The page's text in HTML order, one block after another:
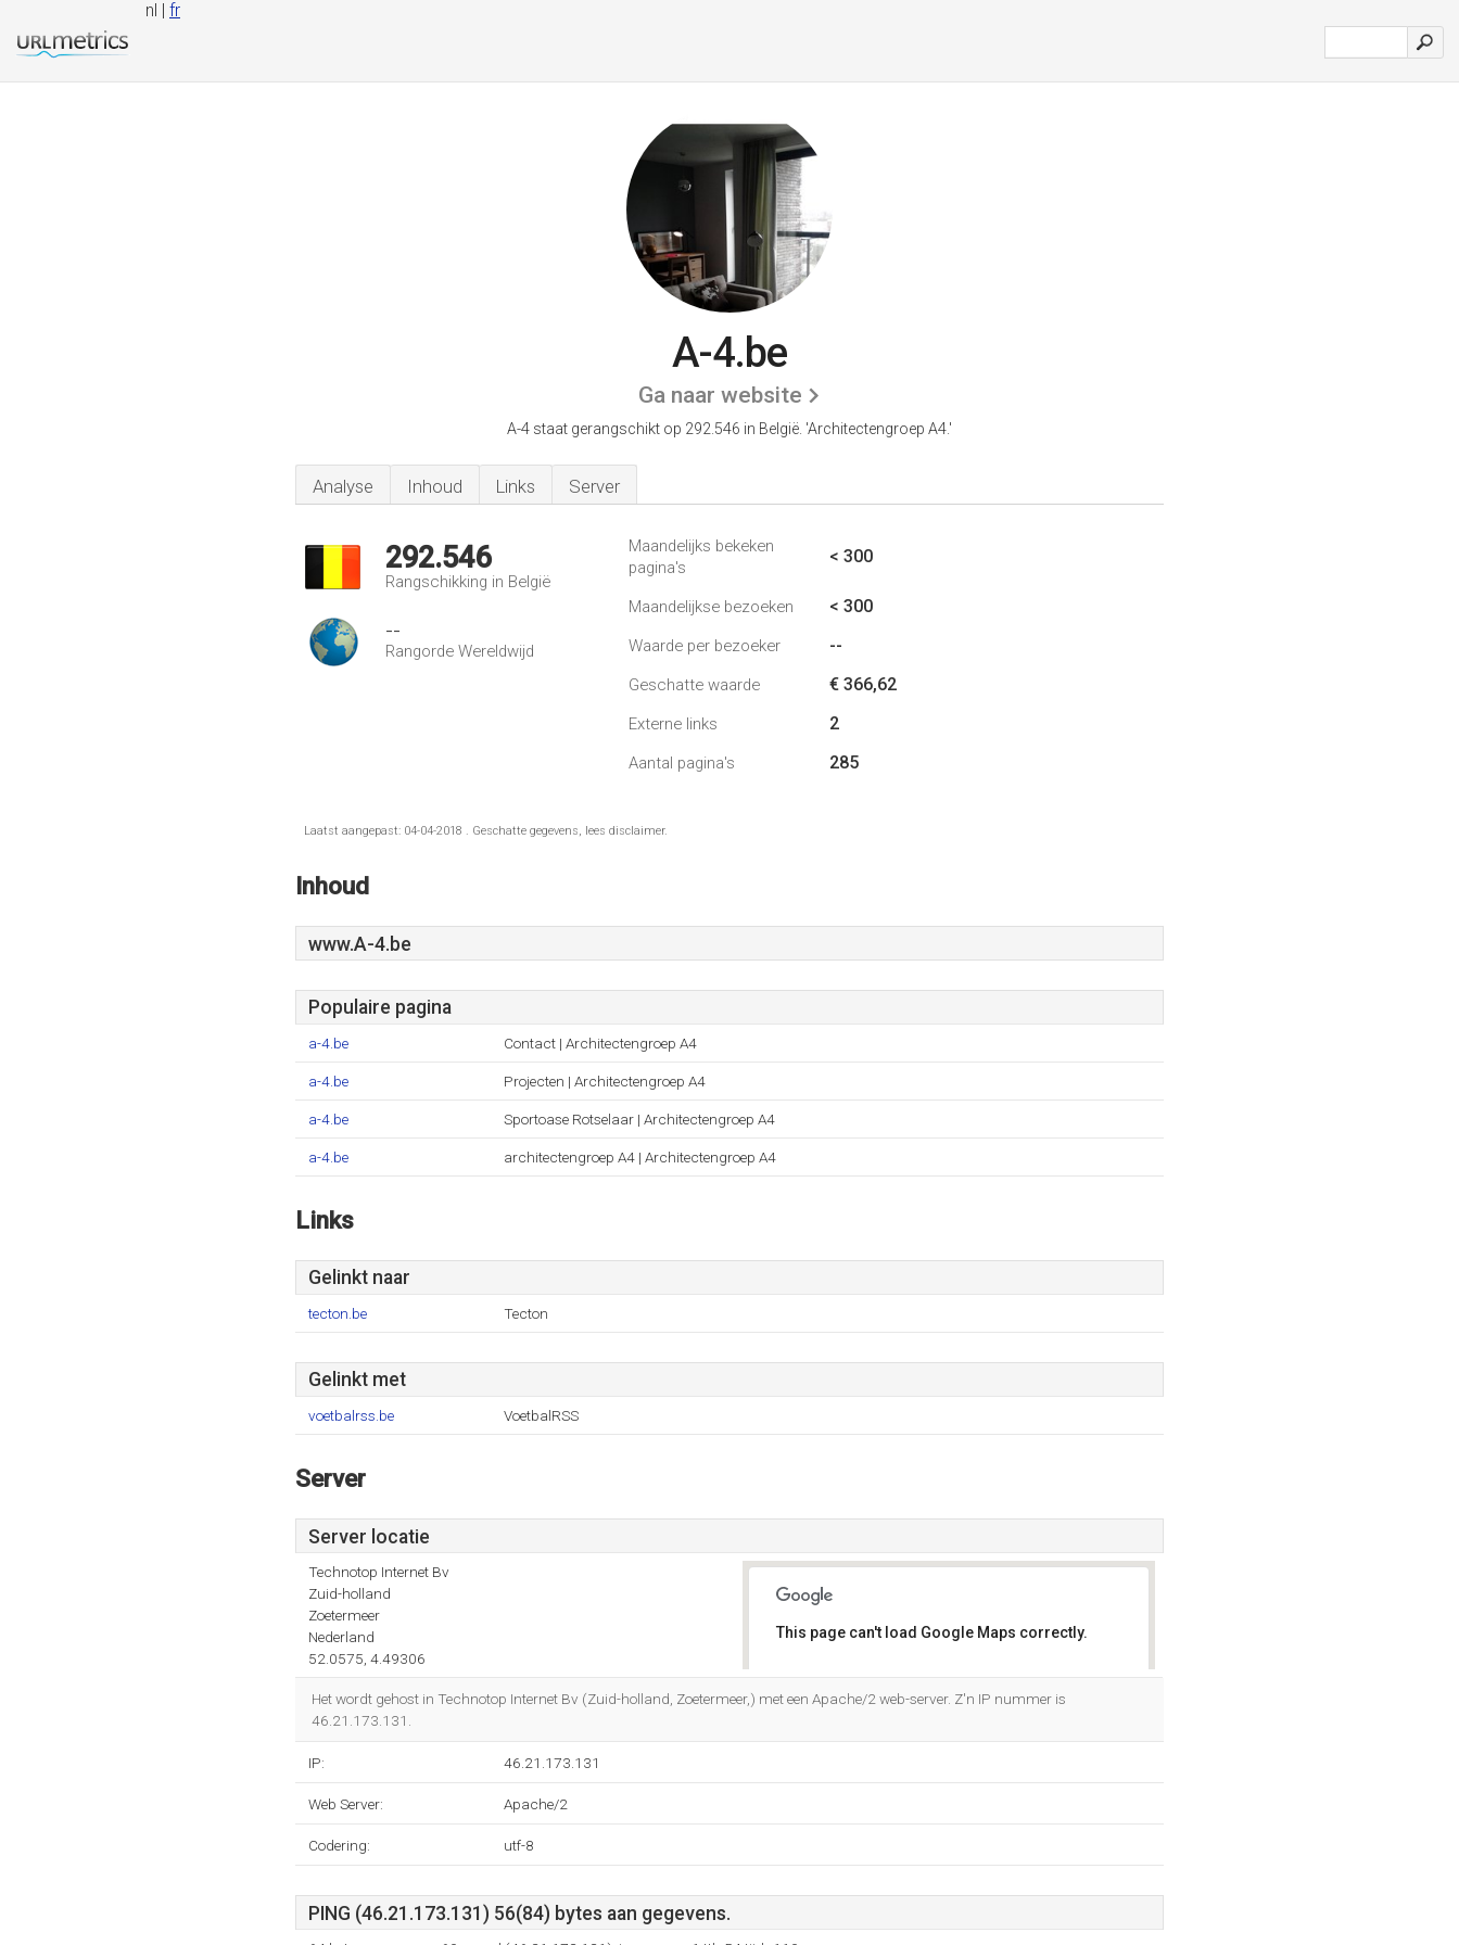
nl | fr
A-4.be
Ga naar website
A-4 staat gerangschikt op 292.546 in België. 'Architectengroep A4.'
Analyse Inhoud Links Server
292.546
Rangschikking in België
--
Rangorde Wereldwijd
Maandelijks bekeken
pagina's
< 300
Maandelijkse bezoeken < 300
Waarde per bezoeker --
Geschatte waarde € 366,62
Externe links 2
Aantal pagina's 285
Laatst aangepast: 04-04-2018 . Geschatte gegevens, lees disclaimer.
Inhoud
www.A-4.be
Populaire pagina
a-4.be Contact | Architectengroep A4
a-4.be Projecten | Architectengroep A4
a-4.be Sportoase Rotselaar | Architectengroep A4
a-4.be architectengroep A4 | Architectengroep A4
Links
Gelinkt naar
tecton.be Tecton
Gelinkt met
voetbalrss.be VoetbalRSS
Server
Server locatie
Technotop Internet Bv
Zuid-holland
Zoetermeer
Nederland
52.0575, 4.49306
This page can't load Google Maps correctly.
Het wordt gehost in Technotop Internet Bv (Zuid-holland, Zoetermeer,) met een Apache/2 web-server. Z'n IP nummer is
46.21.173.131.
IP: 46.21.173.131
Web Server: Apache/2
Codering: utf-8
PING (46.21.173.131) 56(84) bytes aan gegevens.